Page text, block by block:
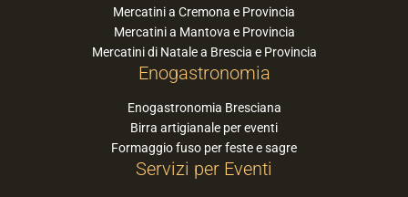
Mercatini a Cremona e Provincia
Mercatini a Mantova e Provincia
Mercatini di Natale a Brescia e Provincia
Enogastronomia
Enogastronomia Bresciana
Birra artigianale per eventi
Formaggio fuso per feste e sagre
Servizi per Eventi